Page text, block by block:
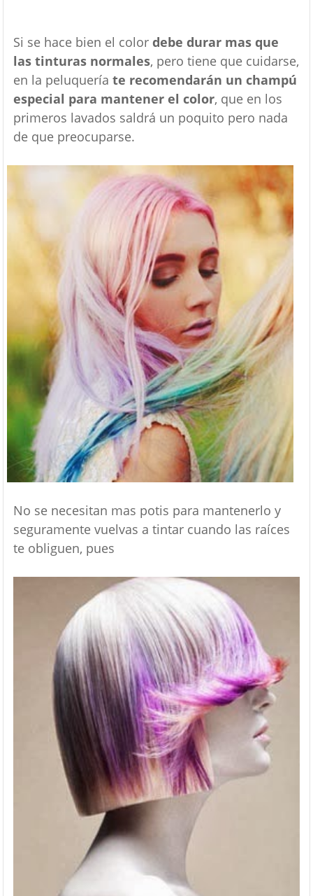
Si se hace bien el color debe durar mas que
las tinturas normales, pero tiene que cuidarse,
en la peluquería te recomendarán un champú
especial para mantener el color, que en los
primeros lavados saldrá un poquito pero nada
de que preocuparse.
No se necesitan mas potis para mantenerlo y
seguramente vuelvas a tintar cuando las raíces
te obliguen, pues